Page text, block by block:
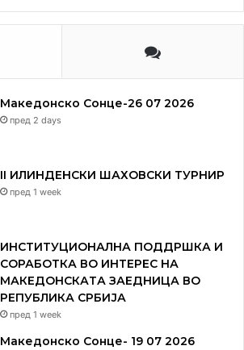
Македонско Сонце-26 07 2026
пред 2 days
II ИЛИНДЕНСКИ ШАХОВСКИ ТУРНИР
пред 1 week
ИНСТИТУЦИОНАЛНА ПОДДРШКА И
СОРАБОТКА ВО ИНТЕРЕС НА
МАКЕДОНСКАТА ЗАЕДНИЦА ВО
РЕПУБЛИКА СРБИЈА
пред 1 week
Македонско Сонце- 19 07 2026